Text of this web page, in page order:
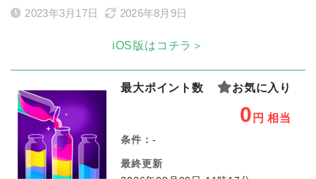
2023年3月17日 2026年8月9日
iOS版はコチラ＞
最大ポイント数 お気に入り
0 円 相当
条件： -
最終更新